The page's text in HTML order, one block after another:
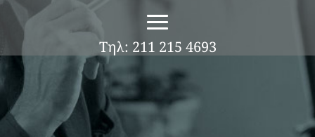
Τηλ: 211 215 4693